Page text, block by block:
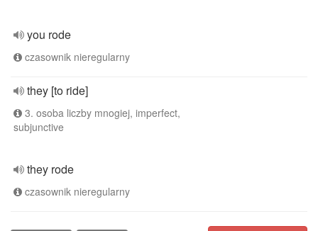
you rode
czasownik nieregularny
they [to ride]
3. osoba liczby mnogiej, imperfect,
subjunctive
they rode
czasownik nieregularny